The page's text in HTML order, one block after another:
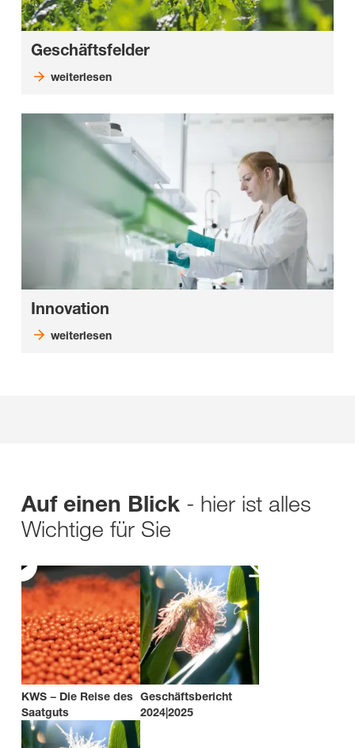
Geschäftsfelder
weiterlesen
Innovation
weiterlesen
Auf einen Blick - hier ist alles
Wichtige für Sie
KWS − Die Reise des
Saatguts
Geschäftsbericht
2024|2025